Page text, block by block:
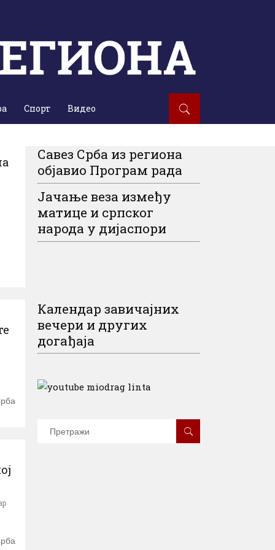
Спорт Видео
Савез Срба из региона
објавио Програм рада
Јачање веза између
матице и српског
народа у дијаспори
Календар завичајних
вечери и других
догађаја